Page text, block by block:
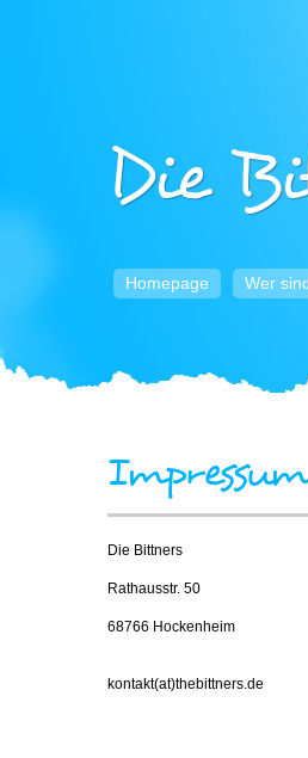
Homepage Wer
Die
Die Bittners
Rathausstr. 50
68766 Hockenheim
kontakt(at)thebittners.de